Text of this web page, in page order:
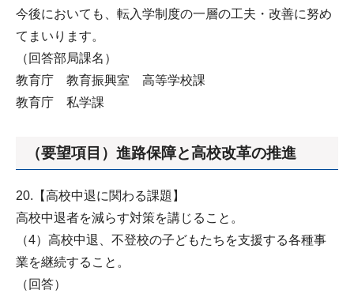
今後においても、転入学制度の一層の工夫・改善に努め
てまいります。
（回答部局課名）
教育庁 教育振興室 高等学校課
教育庁 私学課
（要望項目）進路保障と高校改革の推進
20.【高校中退に関わる課題】
高校中退者を減らす対策を講じること。
（4）高校中退、不登校の子どもたちを支援する各種事
業を継続すること。
（回答）